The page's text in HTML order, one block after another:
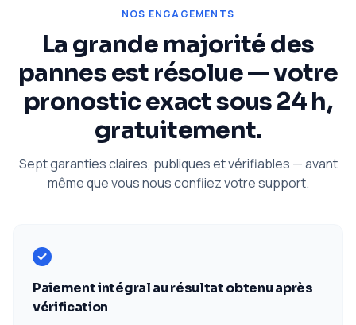
NOS ENGAGEMENTS
La grande majorité des
pannes est résolue — votre
pronostic exact sous 24 h,
gratuitement.
Sept garanties claires, publiques et vérifiables — avant
même que vous nous confiiez votre support.
Paiement intégral au résultat obtenu après
vérification